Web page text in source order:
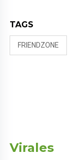
TAGS
FRIENDZONE
Virales